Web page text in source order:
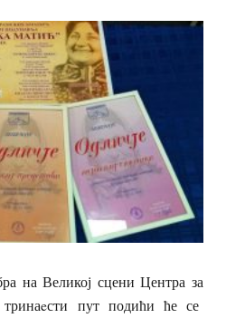
на Великој сцени Центра за
пут подићи ће се